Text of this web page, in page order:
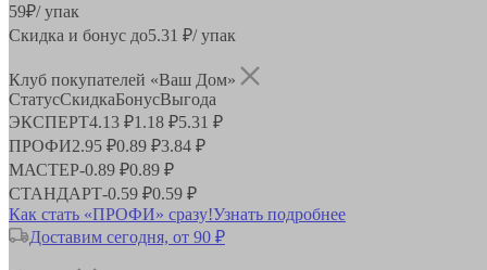
59₽/ упак
Скидка и бонус до5.31 ₽/ упак
Клуб покупателей «Ваш Дом»
СтатусСкидкаБонусВыгода
ЭКСПЕРТ4.13 ₽1.18 ₽5.31 ₽
ПРОФИ2.95 ₽0.89 ₽3.84 ₽
МАСТЕР-0.89 ₽0.89 ₽
СТАНДАРТ-0.59 ₽0.59 ₽
Как стать «ПРОФИ» сразу!Узнать подробнее
Доставим сегодня, от 90 ₽